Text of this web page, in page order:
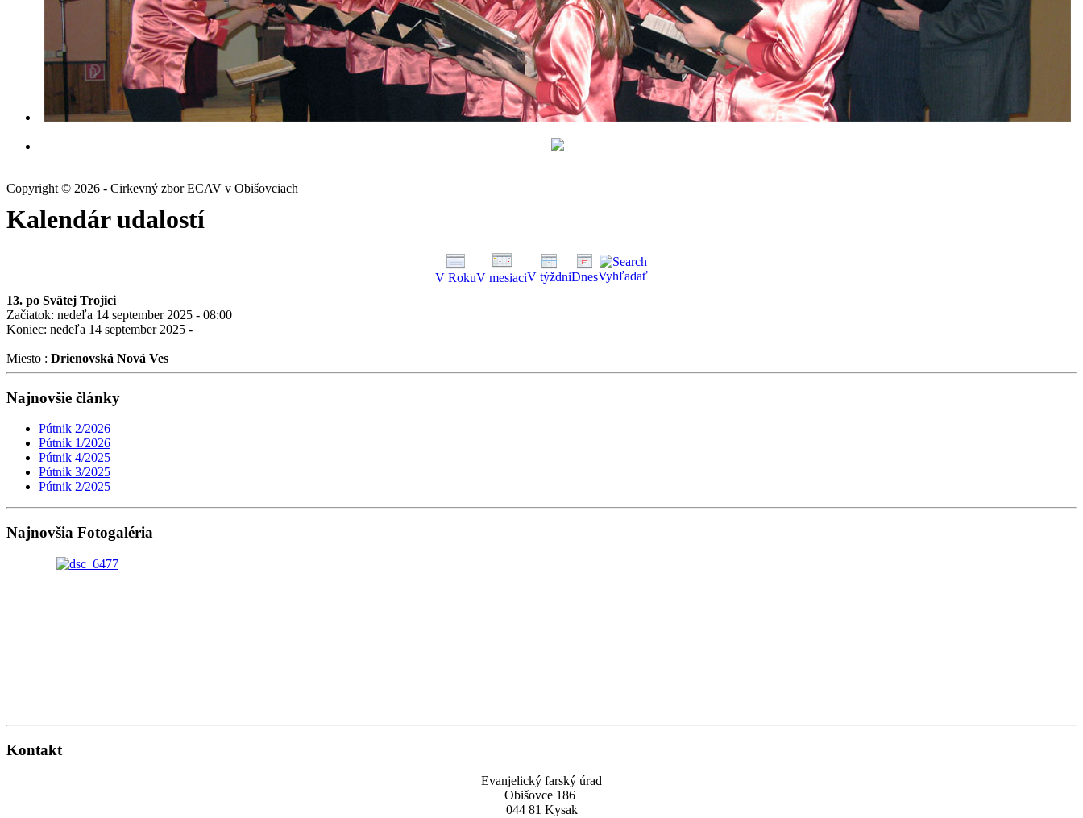
Copyright © 2026 - Cirkevný zbor ECAV v Obišovciach
Kalendár udalostí
V RokuV mesiaciV týždniDnesVyhľadať
13. po Svätej Trojici
Začiatok: nedeľa 14 september 2025 - 08:00
Koniec: nedeľa 14 september 2025 -
Miesto : Drienovská Nová Ves
Najnovšie články
Pútnik 2/2026
Pútnik 1/2026
Pútnik 4/2025
Pútnik 3/2025
Pútnik 2/2025
Najnovšia Fotogaléria
Kontakt
Evanjelický farský úrad
Obišovce 186
044 81 Kysak